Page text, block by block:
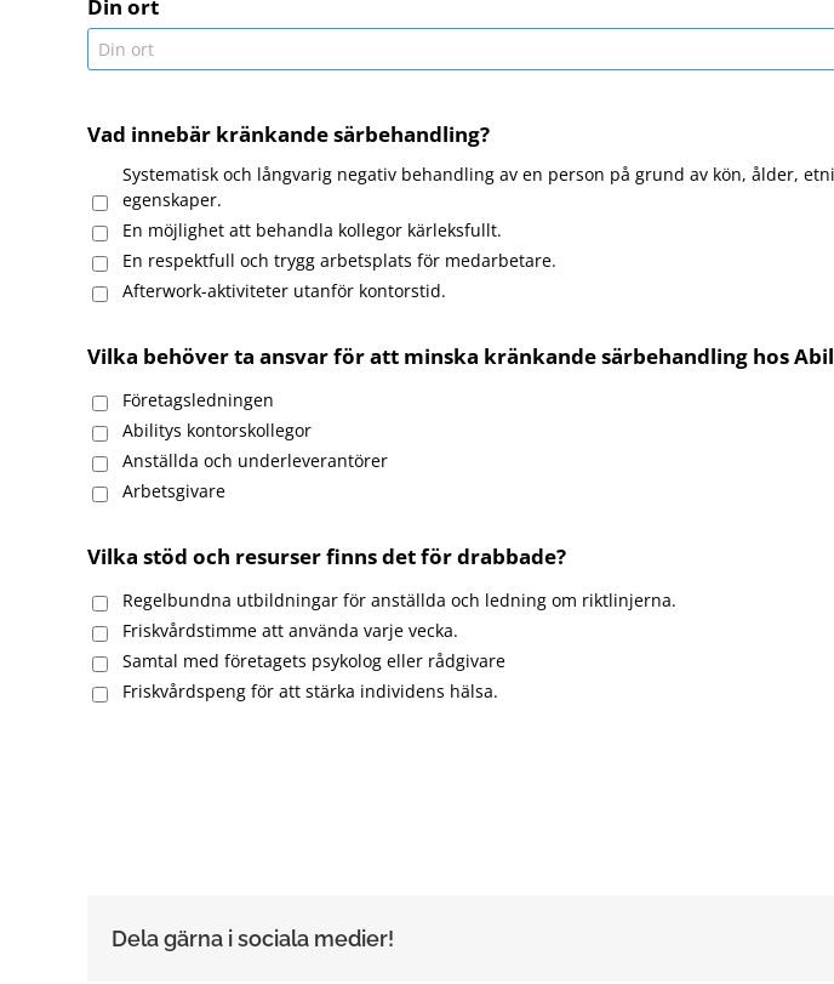
Din ort
Vad innebär kränkande särbehandling?
Systematisk och långvarig negativ behandling av en person på grund av kön, ålder,
egenskaper.
En möjlighet att behandla kollegor kärleksfullt.
En respektfull och trygg arbetsplats för medarbetare.
Afterwork-aktiviteter utanför kontorstid.
Vilka behöver ta ansvar för att minska kränkande särbehandling hos
Företagsledningen
Abilitys kontorskollegor
Anställda och underleverantörer
Arbetsgivare
Vilka stöd och resurser finns det för drabbade?
Regelbundna utbildningar för anställda och ledning om riktlinjerna.
Friskvårdstimme att använda varje vecka.
Samtal med företagets psykolog eller rådgivare
Friskvårdspeng för att stärka individens hälsa.
Dela gärna i sociala medier!